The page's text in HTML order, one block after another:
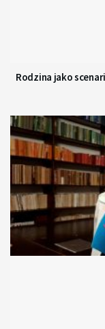
Rodzina jako